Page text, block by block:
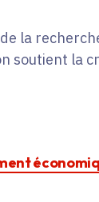
la
soutient la